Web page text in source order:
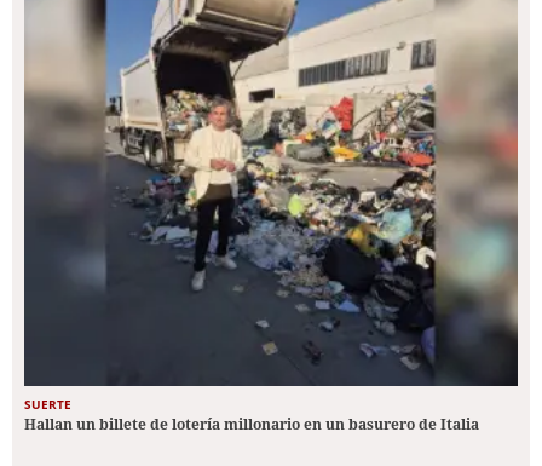
SUERTE
Hallan un billete de lotería millonario en un basurero de Italia